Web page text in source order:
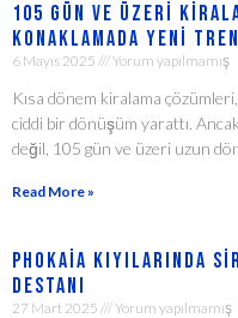
105 Gün ve Üzeri
Konaklamada Yeni
6 Mayıs 2025 Yorum yapılmamış
Kısa dönem kiralama
ciddi bir dönüşüm yarattı.
değil, 105 gün ve üzeri uzun
Read More »
Phokaia Kıyılarında
Destanı
27 Mart 2025 Yorum yapılmamış